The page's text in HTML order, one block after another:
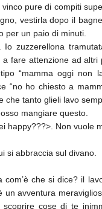
pure di compiti
vestirla dopo il
per un paio di minuti.
zuzzerellona
fare attenzione ad altri
“mamma oggi non
“no ho chiesto a
che tanto glieli lavo
mangiare questo.
happy???>. Non vuole
si abbraccia sul divano.
che si dice? il
avventura
cose di te